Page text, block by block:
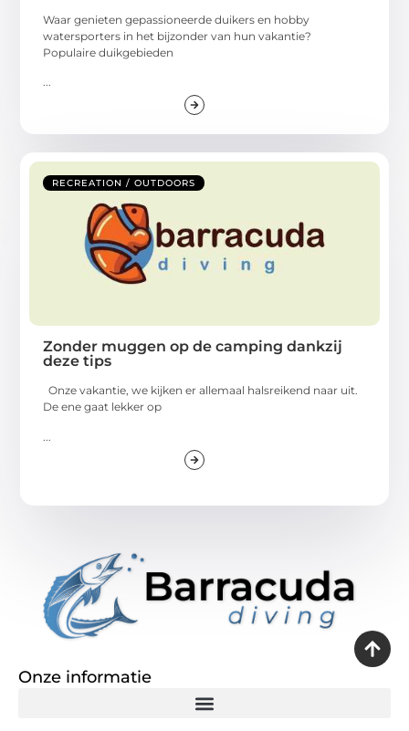
Waar genieten gepassioneerde duikers en hobby
watersporters in het bijzonder van hun vakantie?
Populaire duikgebieden
...
RECREATION / OUTDOORS
Zonder muggen op de camping dankzij
deze tips
Onze vakantie, we kijken er allemaal halsreikend naar uit.
De ene gaat lekker op
Onze informatie